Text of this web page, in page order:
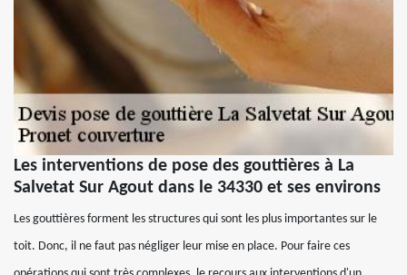
Les interventions de pose des gouttières à La
Salvetat Sur Agout dans le 34330 et ses environs
Les gouttières forment les structures qui sont les plus importantes sur le
toit. Donc, il ne faut pas négliger leur mise en place. Pour faire ces